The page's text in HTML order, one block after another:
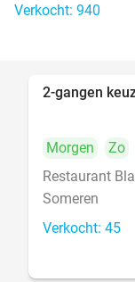
Verkocht: 940
2-gangen
Morgen
Zo
Restaurant
Someren
Verkocht: 45